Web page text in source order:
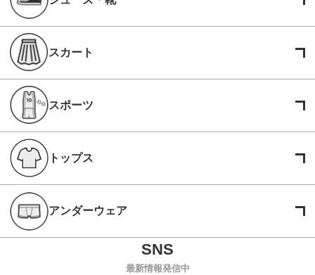
スカート
スポーツ
トップス
アンダーウェア
最新情報発信中